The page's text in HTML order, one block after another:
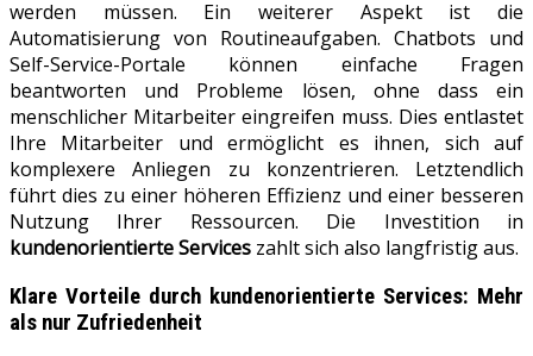
werden müssen. Ein weiterer Aspekt ist die
Automatisierung von Routineaufgaben. Chatbots und
Self-Service-Portale können einfache Fragen
beantworten und Probleme lösen, ohne dass ein
menschlicher Mitarbeiter eingreifen muss. Dies entlastet
Ihre Mitarbeiter und ermöglicht es ihnen, sich auf
komplexere Anliegen zu konzentrieren. Letztendlich
führt dies zu einer höheren Effizienz und einer besseren
Nutzung Ihrer Ressourcen. Die Investition in
kundenorientierte Services zahlt sich also langfristig aus.
Klare Vorteile durch kundenorientierte Services: Mehr
als nur Zufriedenheit